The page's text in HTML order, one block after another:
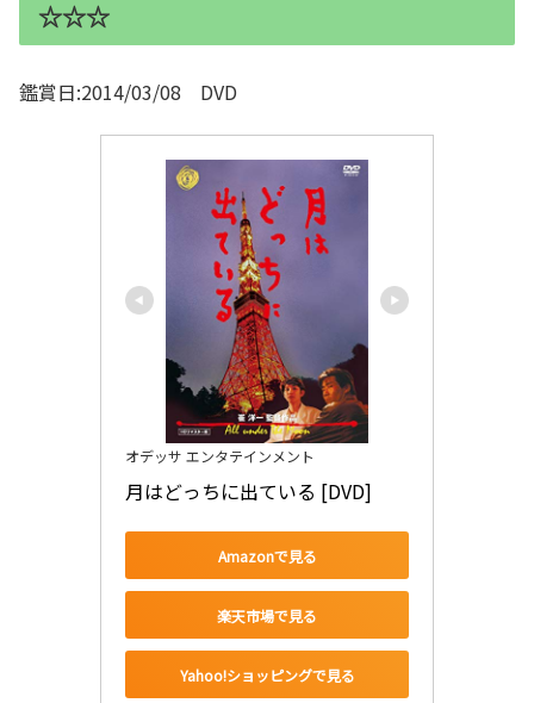
☆☆☆
鑑賞日:2014/03/08 DVD
オデッサ エンタテインメント
月はどっちに出ている [DVD]
Amazonで見る
楽天市場で見る
Yahoo!ショッピングで見る